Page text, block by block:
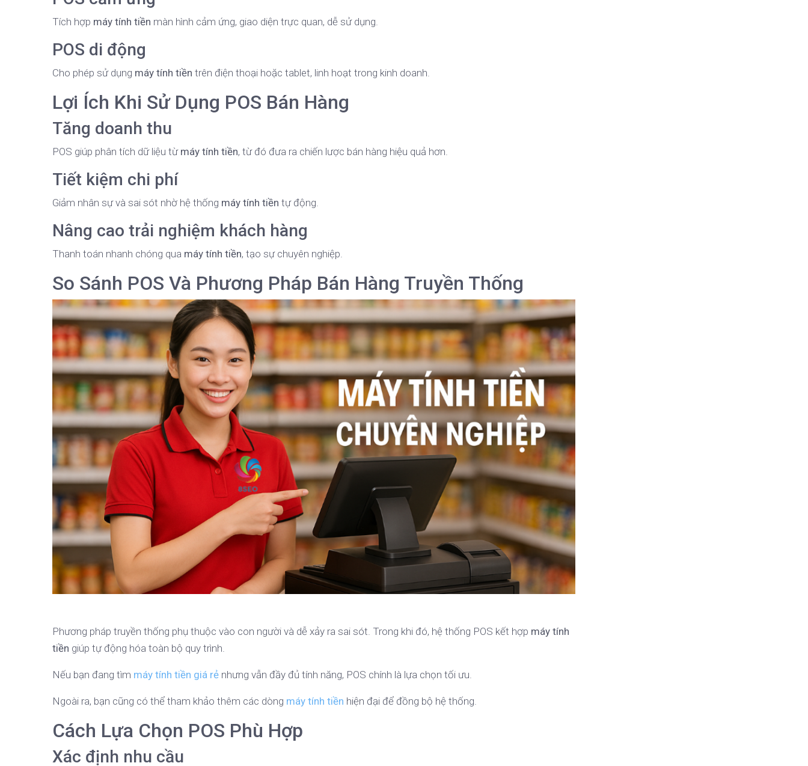
Tích hợp máy tính tiền màn hình cảm ứng, giao diện trực quan, dễ sử dụng.
POS di động
Cho phép sử dụng máy tính tiền trên điện thoại hoặc tablet, linh hoạt trong kinh doanh.
Lợi Ích Khi Sử Dụng POS Bán Hàng
Tăng doanh thu
POS giúp phân tích dữ liệu từ máy tính tiền, từ đó đưa ra chiến lược bán hàng hiệu quả hơn.
Tiết kiệm chi phí
Giảm nhân sự và sai sót nhờ hệ thống máy tính tiền tự động.
Nâng cao trải nghiệm khách hàng
Thanh toán nhanh chóng qua máy tính tiền, tạo sự chuyên nghiệp.
So Sánh POS Và Phương Pháp Bán Hàng Truyền Thống
Phương pháp truyền thống phụ thuộc vào con người và dễ xảy ra sai sót. Trong khi đó, hệ thống POS kết hợp máy tính
tiền giúp tự động hóa toàn bộ quy trình.
Nếu bạn đang tìm máy tính tiền giá rẻ nhưng vẫn đầy đủ tính năng, POS chính là lựa chọn tối ưu.
Ngoài ra, bạn cũng có thể tham khảo thêm các dòng máy tính tiền hiện đại để đồng bộ hệ thống.
Cách Lựa Chọn POS Phù Hợp
Xác định nhu cầu